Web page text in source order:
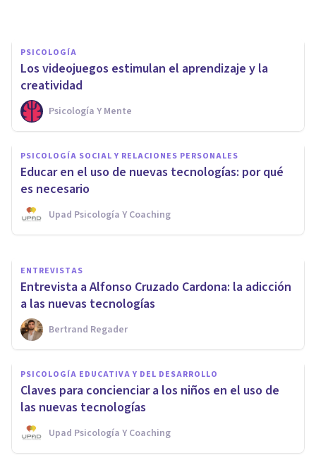
PSICOLOGÍA
​Los videojuegos estimulan el aprendizaje y la
creatividad
Psicología Y Mente
PSICOLOGÍA SOCIAL Y RELACIONES PERSONALES
Educar en el uso de nuevas tecnologías: por qué
es necesario
Upad Psicología Y Coaching
​Los 20 mejores webs para
aprender cosas nuevas
Juan Armando Corbin
ENTREVISTAS
Entrevista a Alfonso Cruzado Cardona: la adicción
a las nuevas tecnologías
Bertrand Regader
PSICOLOGÍA EDUCATIVA Y DEL DESARROLLO
Claves para concienciar a los niños en el uso de
las nuevas tecnologías
Upad Psicología Y Coaching